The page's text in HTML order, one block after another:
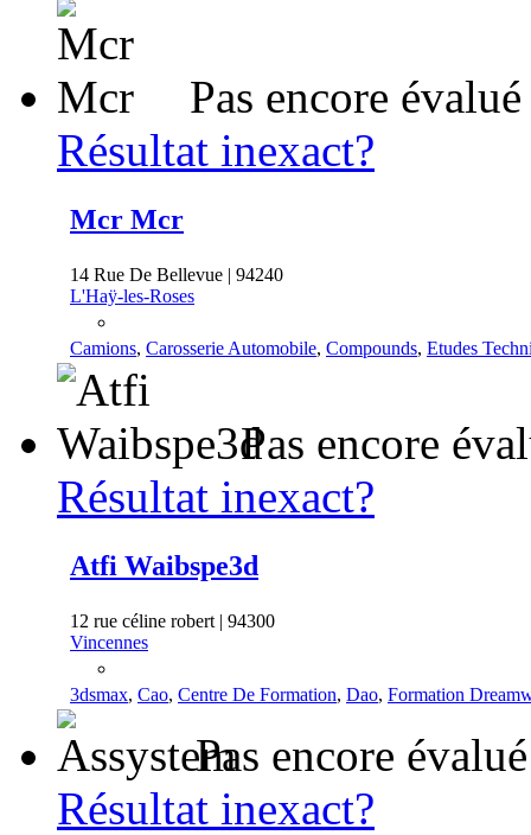
Pas encore évalué
Résultat inexact?
Mcr Mcr
14 Rue De Bellevue | 94240
L'Haÿ-les-Roses
Camions, Carosserie Automobile, Compounds, Etudes
Pas encore
Résultat inexact?
Atfi Waibspe3d
12 rue céline robert | 94300
Vincennes
3dsmax, Cao, Centre De Formation, Dao, Formation
Pas encore évalué
Résultat inexact?